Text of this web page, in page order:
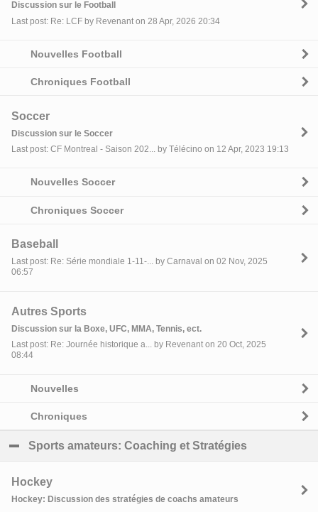
Discussion sur le Football
Last post: Re: LCF by Revenant on 28 Apr, 2026 20:34
Nouvelles Football
Chroniques Football
Soccer
Discussion sur le Soccer
Last post: CF Montreal - Saison 202... by Télécino on 12 Apr, 2023 19:13
Nouvelles Soccer
Chroniques Soccer
Baseball
Last post: Re: Série mondiale 1-11-... by Carnaval on 02 Nov, 2025
06:57
Autres Sports
Discussion sur la Boxe, UFC, MMA, Tennis, ect.
Last post: Re: Journée historique a... by Revenant on 20 Oct, 2025
08:44
Nouvelles
Chroniques
Sports amateurs: Coaching et Stratégies
Hockey
Hockey: Discussion des stratégies de coachs amateurs